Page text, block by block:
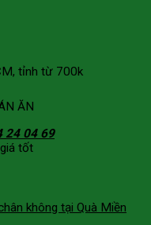
tỉnh từ 700k
ĂN
24 04 69
tốt